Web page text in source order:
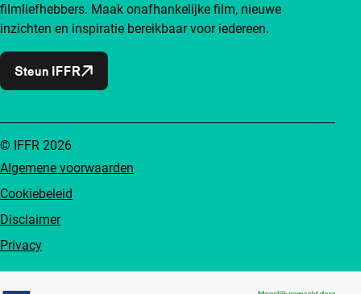
filmliefhebbers. Maak onafhankelijke film, nieuwe
inzichten en inspiratie bereikbaar voor iedereen.
Steun IFFR
Algemene voorwaarden
Cookiebeleid
Disclaimer
Privacy
© IFFR 2026